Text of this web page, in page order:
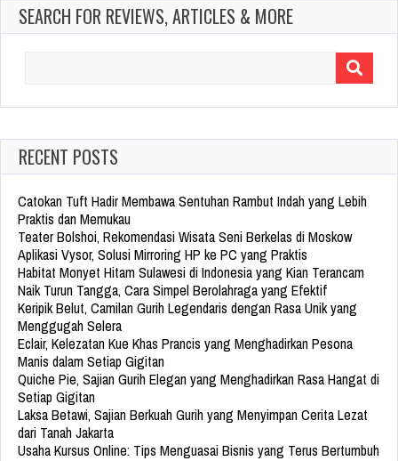
SEARCH FOR REVIEWS, ARTICLES & MORE
RECENT POSTS
Catokan Tuft Hadir Membawa Sentuhan Rambut Indah yang Lebih
Praktis dan Memukau
Teater Bolshoi, Rekomendasi Wisata Seni Berkelas di Moskow
Aplikasi Vysor, Solusi Mirroring HP ke PC yang Praktis
Habitat Monyet Hitam Sulawesi di Indonesia yang Kian Terancam
Naik Turun Tangga, Cara Simpel Berolahraga yang Efektif
Keripik Belut, Camilan Gurih Legendaris dengan Rasa Unik yang
Menggugah Selera
Eclair, Kelezatan Kue Khas Prancis yang Menghadirkan Pesona
Manis dalam Setiap Gigitan
Quiche Pie, Sajian Gurih Elegan yang Menghadirkan Rasa Hangat di
Setiap Gigitan
Laksa Betawi, Sajian Berkuah Gurih yang Menyimpan Cerita Lezat
dari Tanah Jakarta
Usaha Kursus Online: Tips Menguasai Bisnis yang Terus Bertumbuh